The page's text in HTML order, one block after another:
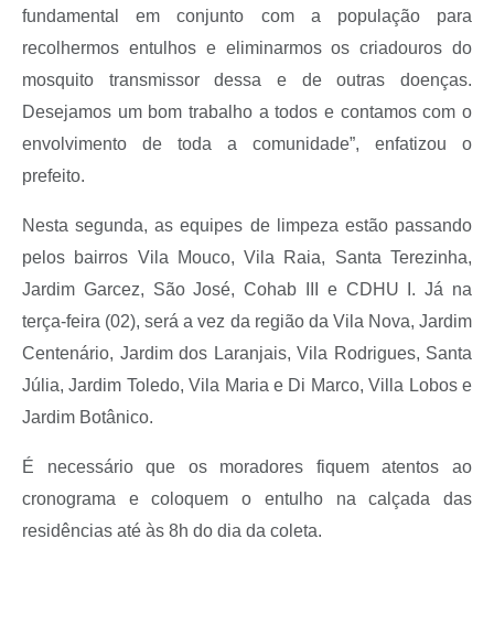
fundamental em conjunto com a população para
recolhermos entulhos e eliminarmos os criadouros do
mosquito transmissor dessa e de outras doenças.
Desejamos um bom trabalho a todos e contamos com o
envolvimento de toda a comunidade”, enfatizou o
prefeito.
Nesta segunda, as equipes de limpeza estão passando
pelos bairros Vila Mouco, Vila Raia, Santa Terezinha,
Jardim Garcez, São José, Cohab III e CDHU I. Já na
terça-feira (02), será a vez da região da Vila Nova, Jardim
Centenário, Jardim dos Laranjais, Vila Rodrigues, Santa
Júlia, Jardim Toledo, Vila Maria e Di Marco, Villa Lobos e
Jardim Botânico.
É necessário que os moradores fiquem atentos ao
cronograma e coloquem o entulho na calçada das
residências até às 8h do dia da coleta.